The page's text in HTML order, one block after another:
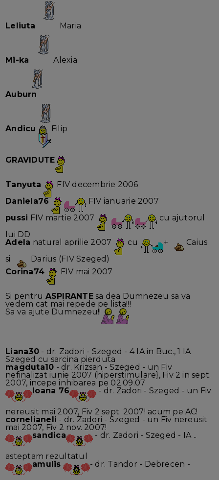
Leliuta Maria
Mi-ka Alexia
Auburn
Andicu Filip
GRAVIDUTE
Tanyuta
FIV decembrie 2006
Daniela76
FIV ianuarie 2007
pussi FIV martie 2007
cu ajutorul
lui DD
Adela natural aprilie 2007 cu +
Caius
si
Darius (FIV Szeged)
Corina74
FIV mai 2007
Si pentru ASPIRANTEsa dea Dumnezeu sa va
vedem cat mai repede pe lista!!!
Sa va ajute Dumnezeu!!
Liana30- dr. Zadori - Szeged - 4 IA in Buc., 1 IA
Szeged cu sarcina pierduta
magduta10 - dr. Krizsan - Szeged - un Fiv
nefinalizat iunie 2007 (hiperstimulare}, Fiv 2 in sept.
2007, incepe inhibarea pe 02.09.07
Ioana 76
- dr. Zadori - Szeged - un Fiv
nereusit mai 2007, Fiv 2 sept. 2007! acum pe AC!
cornelianeli - dr. Zadori - Szeged - un Fiv nereusit
mai 2007, Fiv 2 nov. 2007!
sandica
- dr. Zadori - Szeged - IA ..
asteptam rezultatul
amulis
- dr. Tandor - Debrecen -